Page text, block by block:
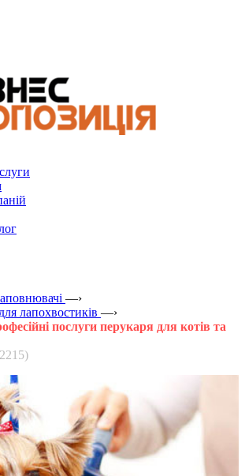
—›
лапохвостиків —›
послуги перукаря для котів та